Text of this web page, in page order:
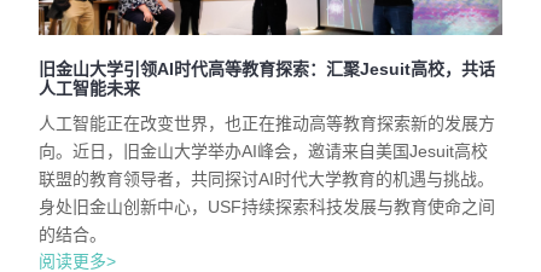
旧金山大学引领AI时代高等教育探索：汇聚Jesuit高校，共话
人工智能未来
人工智能正在改变世界，也正在推动高等教育探索新的发展方
向。近日，旧金山大学举办AI峰会，邀请来自美国Jesuit高校
联盟的教育领导者，共同探讨AI时代大学教育的机遇与挑战。
身处旧金山创新中心，USF持续探索科技发展与教育使命之间
的结合。
阅读更多>